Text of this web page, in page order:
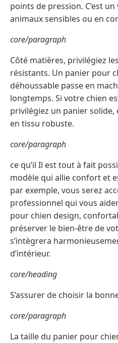
points de pression. C’est
animaux sensibles ou en
core/paragraph
Côté matières, privilégiez
résistants. Un panier pour
déhoussable passe en
longtemps. Si votre chien
privilégiez un panier
en tissu robuste.
core/paragraph
ce qu’il Il est tout à fait
modèle qui allie confort et
par exemple, vous serez
professionnel qui vous
pour chien design,
préserver le bien-être de
s’intègrera
d’intérieur.
core/heading
S’assurer de choisir la
core/paragraph
La taille du panier pour